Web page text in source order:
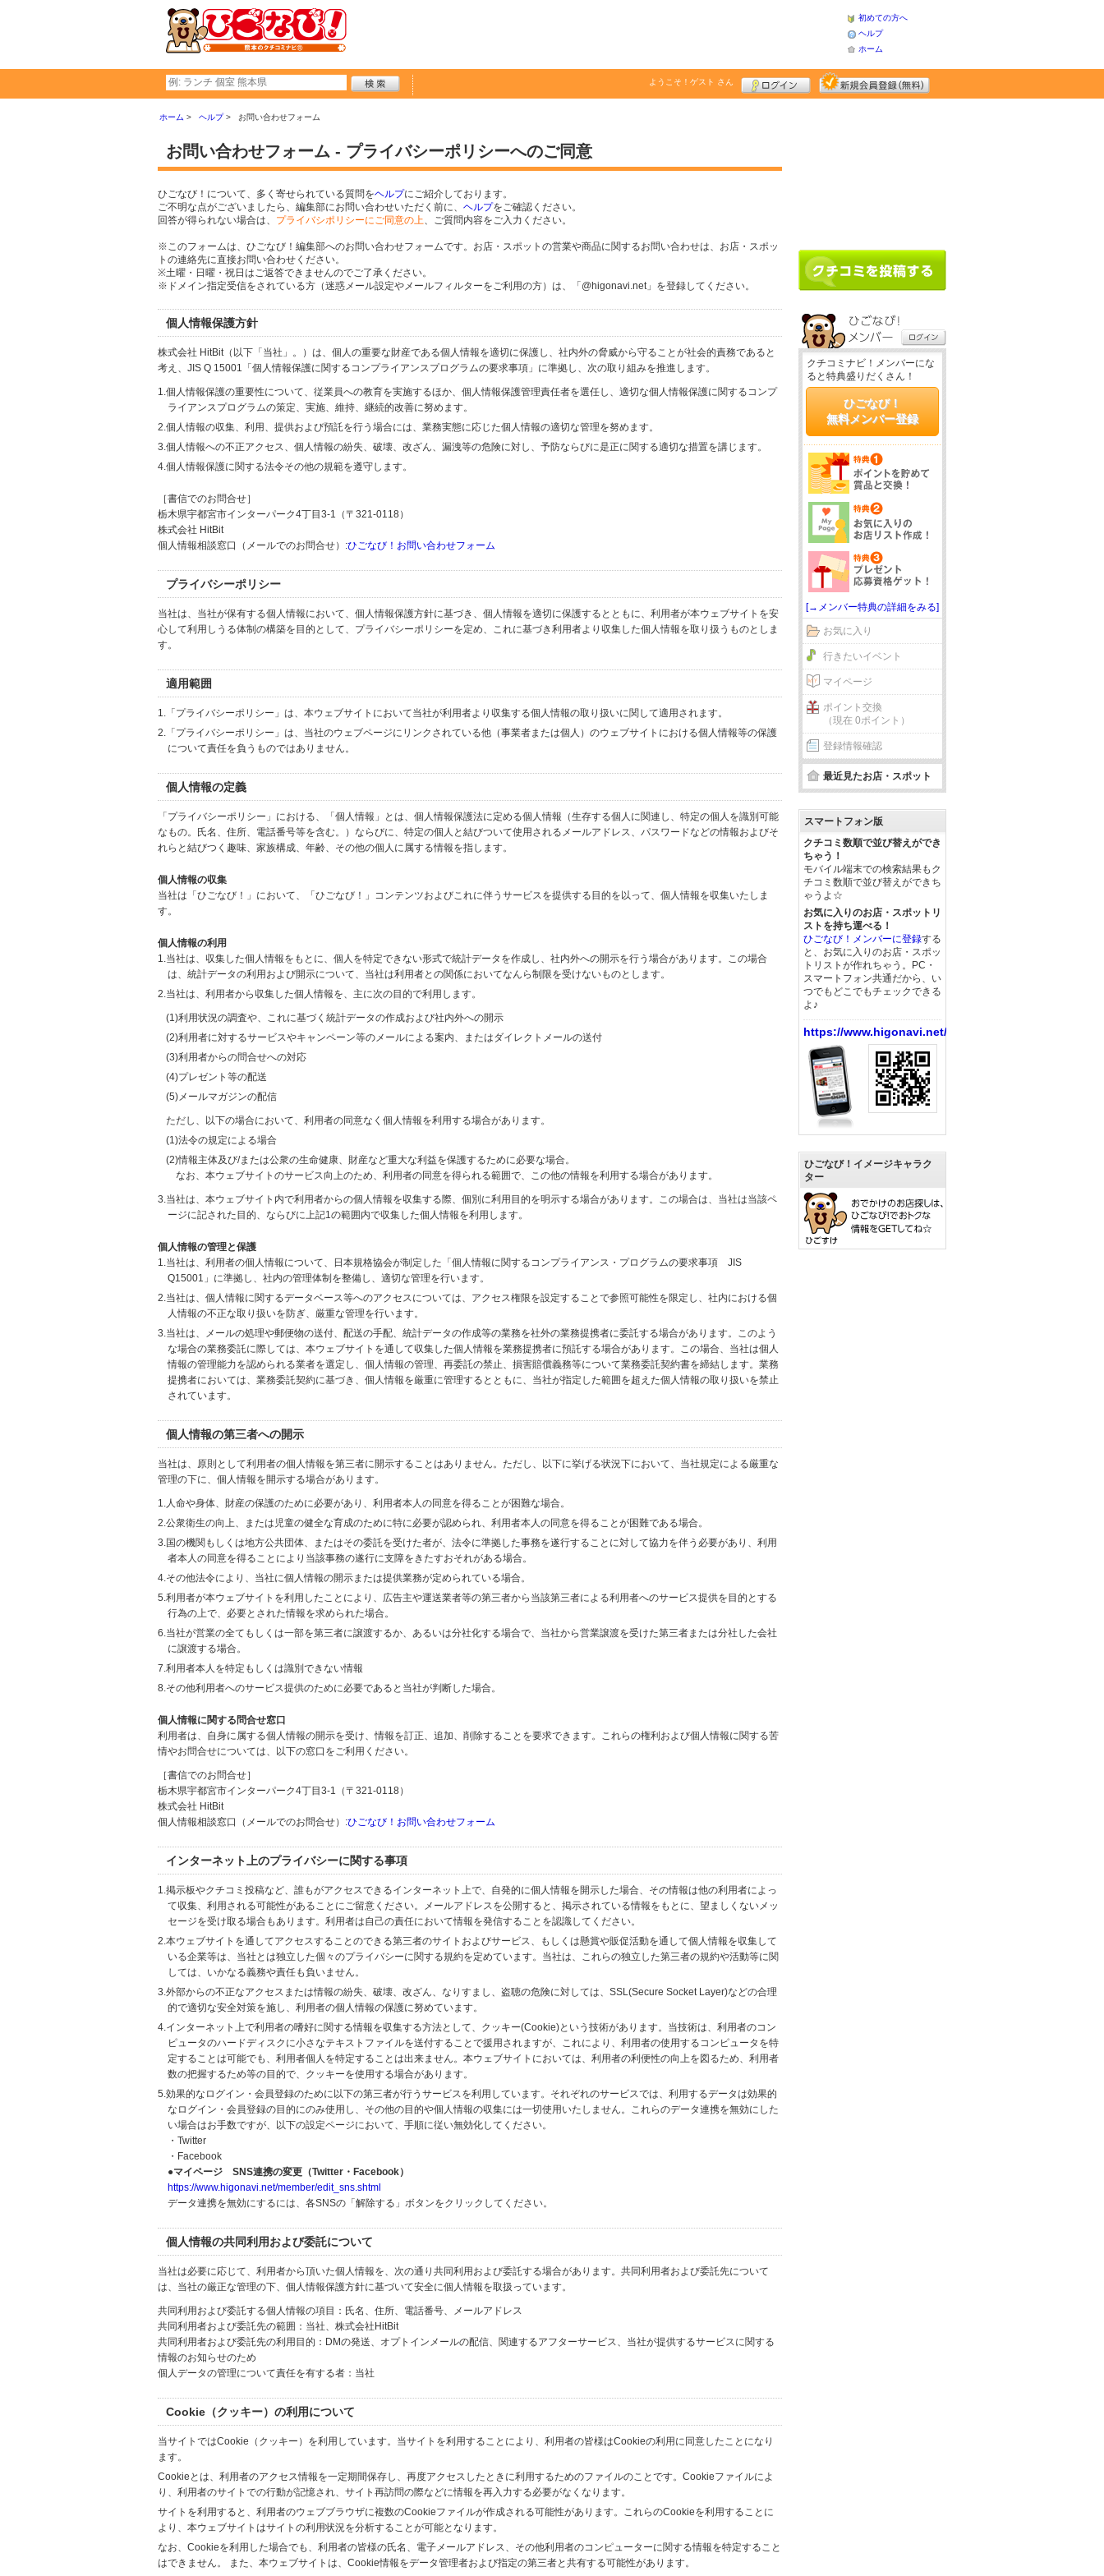
初めての方へ
ヘルプ
ホーム
ようこそ！ ゲスト さん
ホーム ヘルプ お問い合わせフォーム
お問い合わせフォーム - プライバシーポリシーへのご同意
ひごなび！について、多く寄せられている質問をヘルプにご紹介しております。
ご不明な点がございましたら、編集部にお問い合わせいただく前に、 ヘルプをご確認ください。
回答が得られない場合は、 プライバシポリシーにご同意の上、ご質問内容をご入力ください。
※このフォームは、ひごなび！編集部へのお問い合わせフォームです。お店・スポットの営業や商品に関するお問い合わせは、お店・スポッ
トの連絡先に直接お問い合わせください。
※土曜・日曜・祝日はご返答できませんのでご了承ください。
※ドメイン指定受信をされている方（迷惑メール設定やメールフィルターをご利用の方）は、「@higonavi.net」を登録してください。
個人情報保護方針
株式会社 HitBit（以下「当社」。）は、個人の重要な財産である個人情報を適切に保護し、社内外の脅威から守ることが社会的責務であると
考え、JIS Q 15001「個人情報保護に関するコンプライアンスプログラムの要求事項」に準拠し、次の取り組みを推進します。
1.個人情報保護の重要性について、従業員への教育を実施するほか、個人情報保護管理責任者を選任し、適切な個人情報保護に関するコンプ
ライアンスプログラムの策定、実施、維持、継続的改善に努めます。
2.個人情報の収集、利用、提供および預託を行う場合には、業務実態に応じた個人情報の適切な管理を努めます。
3.個人情報への不正アクセス、個人情報の紛失、破壊、改ざん、漏洩等の危険に対し、予防ならびに是正に関する適切な措置を講じます。
4.個人情報保護に関する法令その他の規範を遵守します。
［書信でのお問合せ］
栃木県宇都宮市インターパーク4丁目3-1（〒321-0118）
株式会社 HitBit
個人情報相談窓口（メールでのお問合せ）:ひごなび！お問い合わせフォーム
プライバシーポリシー
当社は、当社が保有する個人情報において、個人情報保護方針に基づき、個人情報を適切に保護するとともに、利用者が本ウェブサイトを安
心して利用しうる体制の構築を目的として、プライバシーポリシーを定め、これに基づき利用者より収集した個人情報を取り扱うものとしま
す。
適用範囲
1.「プライバシーポリシー」は、本ウェブサイトにおいて当社が利用者より収集する個人情報の取り扱いに関して適用されます。
2.「プライバシーポリシー」は、当社のウェブページにリンクされている他（事業者または個人）のウェブサイトにおける個人情報等の保護
について責任を負うものではありません。
個人情報の定義
「プライバシーポリシー」における、「個人情報」とは、個人情報保護法に定める個人情報（生存する個人に関連し、特定の個人を識別可能
なもの。氏名、住所、電話番号等を含む。）ならびに、特定の個人と結びついて使用されるメールアドレス、パスワードなどの情報およびそ
れらと結びつく趣味、家族構成、年齢、その他の個人に属する情報を指します。
個人情報の収集
当社は「ひごなび！」において、「ひごなび！」コンテンツおよびこれに伴うサービスを提供する目的を以って、個人情報を収集いたしま
す。
個人情報の利用
1.当社は、収集した個人情報をもとに、個人を特定できない形式で統計データを作成し、社内外への開示を行う場合があります。この場合
は、統計データの利用および開示について、当社は利用者との関係においてなんら制限を受けないものとします。
2.当社は、利用者から収集した個人情報を、主に次の目的で利用します。
(1)利用状況の調査や、これに基づく統計データの作成および社内外への開示
(2)利用者に対するサービスやキャンペーン等のメールによる案内、またはダイレクトメールの送付
(3)利用者からの問合せへの対応
(4)プレゼント等の配送
(5)メールマガジンの配信
ただし、以下の場合において、利用者の同意なく個人情報を利用する場合があります。
(1)法令の規定による場合
(2)情報主体及び/または公衆の生命健康、財産など重大な利益を保護するために必要な場合。
なお、本ウェブサイトのサービス向上のため、利用者の同意を得られる範囲で、この他の情報を利用する場合があります。
3.当社は、本ウェブサイト内で利用者からの個人情報を収集する際、個別に利用目的を明示する場合があります。この場合は、当社は当該ペ
ージに記された目的、ならびに上記1の範囲内で収集した個人情報を利用します。
個人情報の管理と保護
1.当社は、利用者の個人情報について、日本規格協会が制定した「個人情報に関するコンプライアンス・プログラムの要求事項 JIS
Q15001」に準拠し、社内の管理体制を整備し、適切な管理を行います。
2.当社は、個人情報に関するデータベース等へのアクセスについては、アクセス権限を設定することで参照可能性を限定し、社内における個
人情報の不正な取り扱いを防ぎ、厳重な管理を行います。
3.当社は、メールの処理や郵便物の送付、配送の手配、統計データの作成等の業務を社外の業務提携者に委託する場合があります。このよう
な場合の業務委託に際しては、本ウェブサイトを通して収集した個人情報を業務提携者に預託する場合があります。この場合、当社は個人
情報の管理能力を認められる業者を選定し、個人情報の管理、再委託の禁止、損害賠償義務等について業務委託契約書を締結します。業務
提携者においては、業務委託契約に基づき、個人情報を厳重に管理するとともに、当社が指定した範囲を超えた個人情報の取り扱いを禁止
されています。
個人情報の第三者への開示
当社は、原則として利用者の個人情報を第三者に開示することはありません。ただし、以下に挙げる状況下において、当社規定による厳重な
管理の下に、個人情報を開示する場合があります。
1.人命や身体、財産の保護のために必要があり、利用者本人の同意を得ることが困難な場合。
2.公衆衛生の向上、または児童の健全な育成のために特に必要が認められ、利用者本人の同意を得ることが困難である場合。
3.国の機関もしくは地方公共団体、またはその委託を受けた者が、法令に準拠した事務を遂行することに対して協力を伴う必要があり、利用
者本人の同意を得ることにより当該事務の遂行に支障をきたすおそれがある場合。
4.その他法令により、当社に個人情報の開示または提供業務が定められている場合。
5.利用者が本ウェブサイトを利用したことにより、広告主や運送業者等の第三者から当該第三者による利用者へのサービス提供を目的とする
行為の上で、必要とされた情報を求められた場合。
6.当社が営業の全てもしくは一部を第三者に譲渡するか、あるいは分社化する場合で、当社から営業譲渡を受けた第三者または分社した会社
に譲渡する場合。
7.利用者本人を特定もしくは識別できない情報
8.その他利用者へのサービス提供のために必要であると当社が判断した場合。
個人情報に関する問合せ窓口
利用者は、自身に属する個人情報の開示を受け、情報を訂正、追加、削除することを要求できます。これらの権利および個人情報に関する苦
情やお問合せについては、以下の窓口をご利用ください。
［書信でのお問合せ］
栃木県宇都宮市インターパーク4丁目3-1（〒321-0118）
株式会社 HitBit
個人情報相談窓口（メールでのお問合せ）:ひごなび！お問い合わせフォーム
インターネット上のプライバシーに関する事項
1.掲示板やクチコミ投稿など、誰もがアクセスできるインターネット上で、自発的に個人情報を開示した場合、その情報は他の利用者によっ
て収集、利用される可能性があることにご留意ください。メールアドレスを公開すると、掲示されている情報をもとに、望ましくないメッ
セージを受け取る場合もあります。利用者は自己の責任において情報を発信することを認識してください。
2.本ウェブサイトを通してアクセスすることのできる第三者のサイトおよびサービス、もしくは懸賞や販促活動を通して個人情報を収集して
いる企業等は、当社とは独立した個々のプライバシーに関する規約を定めています。当社は、これらの独立した第三者の規約や活動等に関
しては、いかなる義務や責任も負いません。
3.外部からの不正なアクセスまたは情報の紛失、破壊、改ざん、なりすまし、盗聴の危険に対しては、SSL(Secure Socket Layer)などの合理
的で適切な安全対策を施し、利用者の個人情報の保護に努めています。
4.インターネット上で利用者の嗜好に関する情報を収集する方法として、クッキー(Cookie)という技術があります。当技術は、利用者のコン
ピュータのハードディスクに小さなテキストファイルを送付することで援用されますが、これにより、利用者の使用するコンピュータを特
定することは可能でも、利用者個人を特定することは出来ません。本ウェブサイトにおいては、利用者の利便性の向上を図るため、利用者
数の把握するため等の目的で、クッキーを使用する場合があります。
5.効果的なログイン・会員登録のために以下の第三者が行うサービスを利用しています。それぞれのサービスでは、利用するデータは効果的
なログイン・会員登録の目的にのみ使用し、その他の目的や個人情報の収集には一切使用いたしません。これらのデータ連携を無効にした
い場合はお手数ですが、以下の設定ページにおいて、手順に従い無効化してください。
・Twitter
・Facebook
●マイページ SNS連携の変更（Twitter・Facebook）
https://www.higonavi.net/member/edit_sns.shtml
データ連携を無効にするには、各SNSの「解除する」ボタンをクリックしてください。
個人情報の共同利用および委託について
当社は必要に応じて、利用者から頂いた個人情報を、次の通り共同利用および委託する場合があります。共同利用者および委託先について
は、当社の厳正な管理の下、個人情報保護方針に基づいて安全に個人情報を取扱っています。
共同利用および委託する個人情報の項目：氏名、住所、電話番号、メールアドレス
共同利用者および委託先の範囲：当社、株式会社HitBit
共同利用者および委託先の利用目的：DMの発送、オプトインメールの配信、関連するアフターサービス、当社が提供するサービスに関する
情報のお知らせのため
個人データの管理について責任を有する者：当社
Cookie（クッキー）の利用について
当サイトではCookie（クッキー）を利用しています。当サイトを利用することにより、利用者の皆様はCookieの利用に同意したことになり
ます。
Cookieとは、利用者のアクセス情報を一定期間保存し、再度アクセスしたときに利用するためのファイルのことです。Cookieファイルによ
り、利用者のサイトでの行動が記憶され、サイト再訪問の際などに情報を再入力する必要がなくなります。
サイトを利用すると、利用者のウェブブラウザに複数のCookieファイルが作成される可能性があります。これらのCookieを利用することに
より、本ウェブサイトはサイトの利用状況を分析することが可能となります。
なお、Cookieを利用した場合でも、利用者の皆様の氏名、電子メールアドレス、その他利用者のコンピューターに関する情報を特定すること
はできません。 また、本ウェブサイトは、Cookie情報をデータ管理者および指定の第三者と共有する可能性があります。
クチコミナビ！メンバーにな
ると特典盛りだくさん！
ひごなび！
無料メンバー登録
[→メンバー特典の詳細をみる]
お気に入り
行きたいイベント
マイページ
ポイント交換
（現在 0ポイント）
登録情報確認
最近見たお店・スポット
スマートフォン版
クチコミ数順で並び替えができ
ちゃう！
モバイル端末での検索結果もク
チコミ数順で並び替えができち
ゃうよ☆
お気に入りのお店・スポットリ
ストを持ち運べる！
ひごなび！メンバーに登録する
と、お気に入りのお店・スポッ
トリストが作れちゃう。PC・
スマートフォン共通だから、い
つでもどこでもチェックできる
よ♪
https://www.higonavi.net/
ひごなび！イメージキャラク
ター